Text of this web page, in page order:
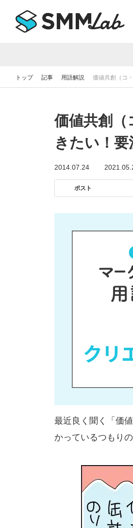
トップ 記事 用語解説 価値共創（コ
価値共創（
きたい！
2014.07.24
ポスト
最近良く聞く「価
かっているつもり